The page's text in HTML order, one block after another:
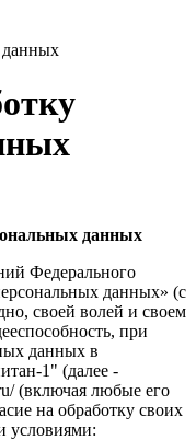
данных
данных
Федерального
данных» (с
своей волей и своем
при
данных в
1" (далее -
(включая любые его
на обработку своих
условиями: